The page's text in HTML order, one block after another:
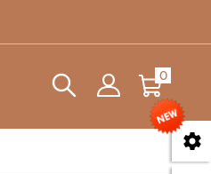

0